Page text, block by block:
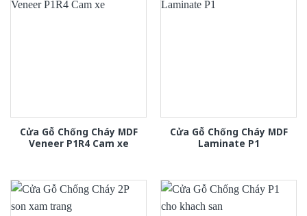
Cửa Gỗ Chống Cháy MDF
Veneer P1R4 Cam xe
Cửa Gỗ Chống Cháy MDF
Laminate P1